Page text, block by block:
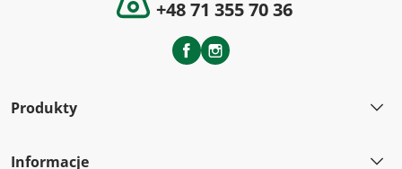
+48 71 355 70 36
Facebook
Instagram
Produkty
Informacje